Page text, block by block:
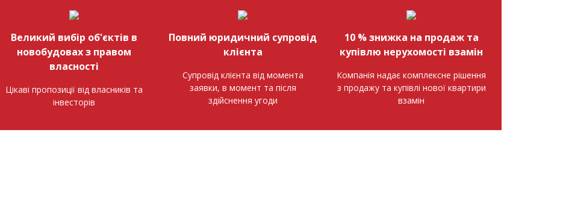
Великий вибір об'єктів в
новобудовах з правом
власності
Цікаві пропозиції від власників та
інвесторів
Повний юридичний супровід
клієнта
Супровід клієнта від момента
заявки, в момент та після
здійснення угоди
10 % знижка на продаж та
купівлю нерухомості взамін
Компанія надає комплексне рішення
з продажу та купівлі нової квартири
взамін